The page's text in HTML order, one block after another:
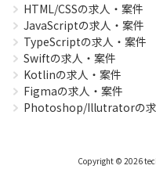
HTML/CSSの求人・案件
JavaScriptの求人・案件
TypeScriptの求人・案件
Swiftの求人・案件
Kotlinの求人・案件
Figmaの求人・案件
Photoshop/Illutratorの求
Copyright © 2026